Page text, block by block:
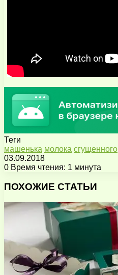
Теги
машенька молока сгущенного
03.09.2018
0 Время чтения: 1 минута
через
почту
ПОХОЖИЕ СТАТЬИ